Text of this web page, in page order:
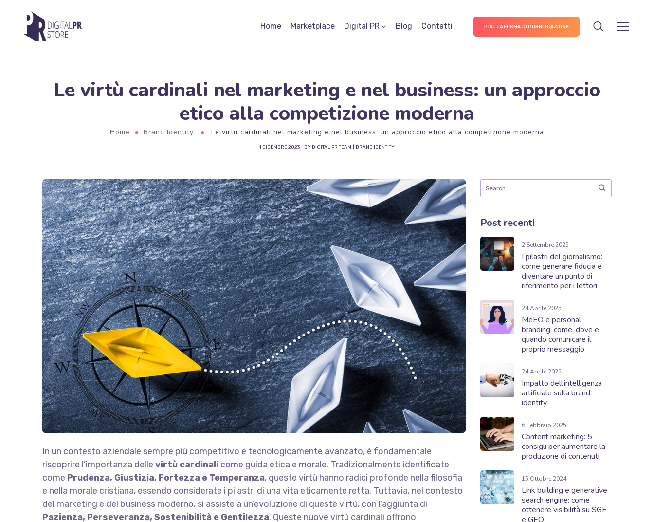
Home Marketplace Digital PR Blog Contatti PIATTAFORMA DI PUBBLICAZIONE
Le virtù cardinali nel marketing e nel business: un approccio
etico alla competizione moderna
Home Brand Identity Le virtù cardinali nel marketing e nel business: un approccio etico alla competizione moderna
1 DICEMBRE 2023 BY DIGITAL PR TEAM BRAND IDENTITY
In un contesto aziendale sempre più competitivo e tecnologicamente avanzato, è fondamentale
riscoprire l’importanza delle virtù cardinali come guida etica e morale. Tradizionalmente identificate
come Prudenza, Giustizia, Fortezza e Temperanza, queste virtù hanno radici profonde nella filosofia
e nella morale cristiana, essendo considerate i pilastri di una vita eticamente retta. Tuttavia, nel contesto
del marketing e del business moderno, si assiste a un’evoluzione di queste virtù, con l’aggiunta di
Pazienza, Perseveranza, Sostenibilità e Gentilezza. Queste nuove virtù cardinali offrono
Post recenti
2 Settembre 2025
I pilastri del giornalismo:
come generare fiducia e
diventare un punto di
riferimento per i lettori
24 Aprile 2025
MeEO e personal
branding: come, dove e
quando comunicare il
proprio messaggio
24 Aprile 2025
Impatto dell’intelligenza
artificiale sulla brand
identity
6 Febbraio 2025
Content marketing: 5
consigli per aumentare la
produzione di contenuti
15 Ottobre 2024
Link building e generative
search engine: come
ottenere visibilità su SGE
e GEO